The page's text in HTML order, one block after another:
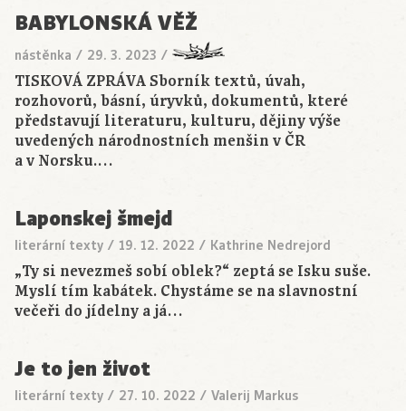
BABYLONSKÁ VĚŽ
nástěnka / 29. 3. 2023 /
TISKOVÁ ZPRÁVA Sborník textů, úvah,
rozhovorů, básní, úryvků, dokumentů, které
představují literaturu, kulturu, dějiny výše
uvedených národnostních menšin v ČR
a v Norsku.…
Laponskej šmejd
literární texty / 19. 12. 2022 / Kathrine Nedrejord
„Ty si nevezmeš sobí oblek?“ zeptá se Isku suše.
Myslí tím kabátek. Chystáme se na slavnostní
večeři do jídelny a já…
Je to jen život
literární texty / 27. 10. 2022 / Valerij Markus